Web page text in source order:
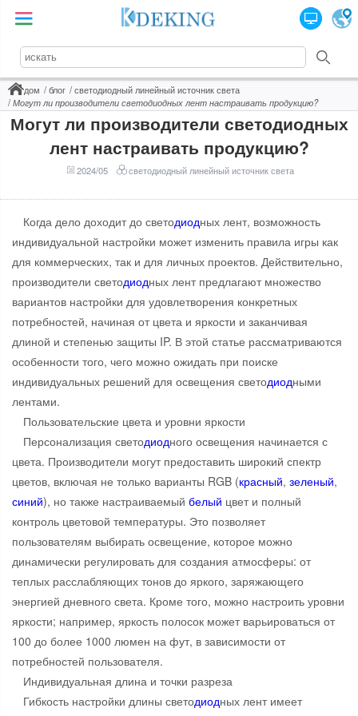
дом блог
светодиодный линейный источник света
Могут ли производители светодиодных лент настраивать продукцию?
Могут ли производители светодиодных
лент настраивать продукцию?
2024/05 светодиодный линейный источник света
Когда дело доходит до светодиодных лент, возможность
индивидуальной настройки может изменить правила игры как
для коммерческих, так и для личных проектов. Действительно,
производители светодиодных лент предлагают множество
вариантов настройки для удовлетворения конкретных
потребностей, начиная от цвета и яркости и заканчивая
длиной и степенью защиты IP. В этой статье рассматриваются
особенности того, чего можно ожидать при поиске
индивидуальных решений для освещения светодиодными
лентами.
Пользовательские цвета и уровни яркости
Персонализация светодиодного освещения начинается с
цвета. Производители могут предоставить широкий спектр
цветов, включая не только варианты RGB (красный, зеленый,
синий), но также настраиваемый белый цвет и полный
контроль цветовой температуры. Это позволяет
пользователям выбирать освещение, которое можно
динамически регулировать для создания атмосферы: от
теплых расслабляющих тонов до яркого, заряжающего
энергией дневного света. Кроме того, можно настроить уровни
яркости; например, яркость полосок может варьироваться от
100 до более 1000 люмен на фут, в зависимости от
потребностей пользователя.
Индивидуальная длина и точки разреза
Гибкость настройки длины светодиодных лент имеет